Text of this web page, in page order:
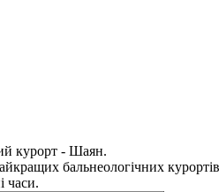
курорт - Шаян.
бальнеологічних
часи.